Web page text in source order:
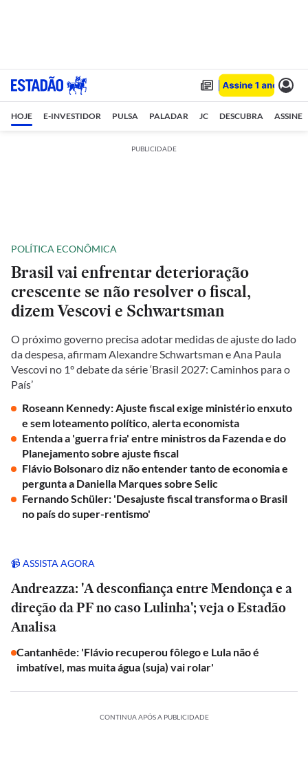
HOJE E-INVESTIDOR PULSA PALADAR JC DESCUBRA ASSINE
PUBLICIDADE
POLÍTICA ECONÔMICA
Brasil vai enfrentar deterioração
crescente se não resolver o fiscal,
dizem Vescovi e Schwartsman
O próximo governo precisa adotar medidas de ajuste do lado
da despesa, afirmam Alexandre Schwartsman e Ana Paula
Vescovi no 1º debate da série ‘Brasil 2027: Caminhos para o
País’
Roseann Kennedy: Ajuste fiscal exige ministério enxuto
e sem loteamento político, alerta economista
Entenda a 'guerra fria' entre ministros da Fazenda e do
Planejamento sobre ajuste fiscal
Flávio Bolsonaro diz não entender tanto de economia e
pergunta a Daniella Marques sobre Selic
Fernando Schüler: 'Desajuste fiscal transforma o Brasil
no país do super-rentismo'
📹 ASSISTA AGORA
Andreazza: 'A desconfiança entre Mendonça e a
direção da PF no caso Lulinha'; veja o Estadão
Analisa
Cantanhêde: 'Flávio recuperou fôlego e Lula não é
imbatível, mas muita água (suja) vai rolar'
CONTINUA APÓS A PUBLICIDADE